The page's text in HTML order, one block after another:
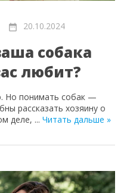
20.10.2024
собака
любит?
Но понимать собак —
рассказать хозяину о
деле, ... Читать дальше »